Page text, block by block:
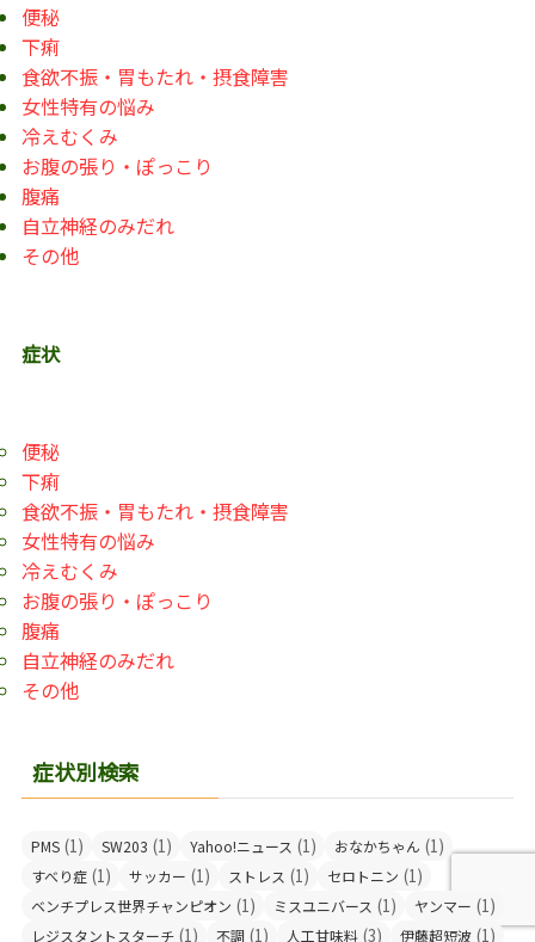
便秘
下痢
食欲不振・胃もたれ・摂食障害
女性特有の悩み
冷えむくみ
お腹の張り・ぽっこり
腹痛
自立神経のみだれ
その他
症状
便秘
下痢
食欲不振・胃もたれ・摂食障害
女性特有の悩み
冷えむくみ
お腹の張り・ぽっこり
腹痛
自立神経のみだれ
その他
症状別検索
PMS (1) SW203 (1) Yahoo!ニュース (1) おなかちゃん (1)
すべり症 (1) サッカー (1) ストレス (1) セロトニン (1)
ベンチプレス世界チャンピオン (1) ミスユニバース (1) ヤンマー (1)
レジスタントスターチ (1) 不調 (1) 人工甘味料 (3) 伊藤超短波 (1)